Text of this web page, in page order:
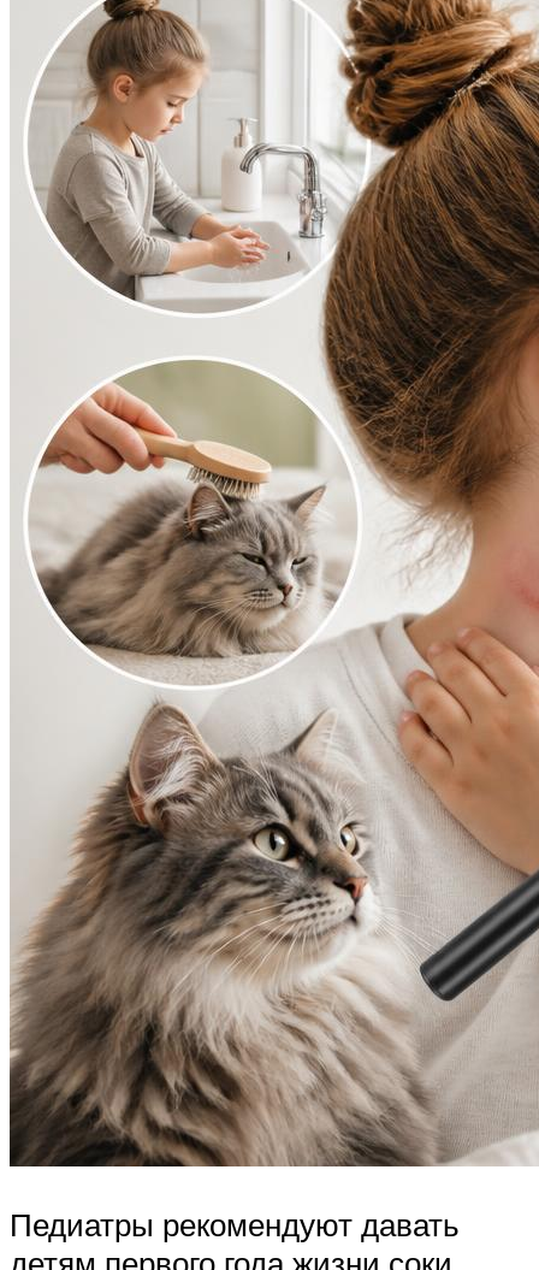
Педиатры рекомендуют давать